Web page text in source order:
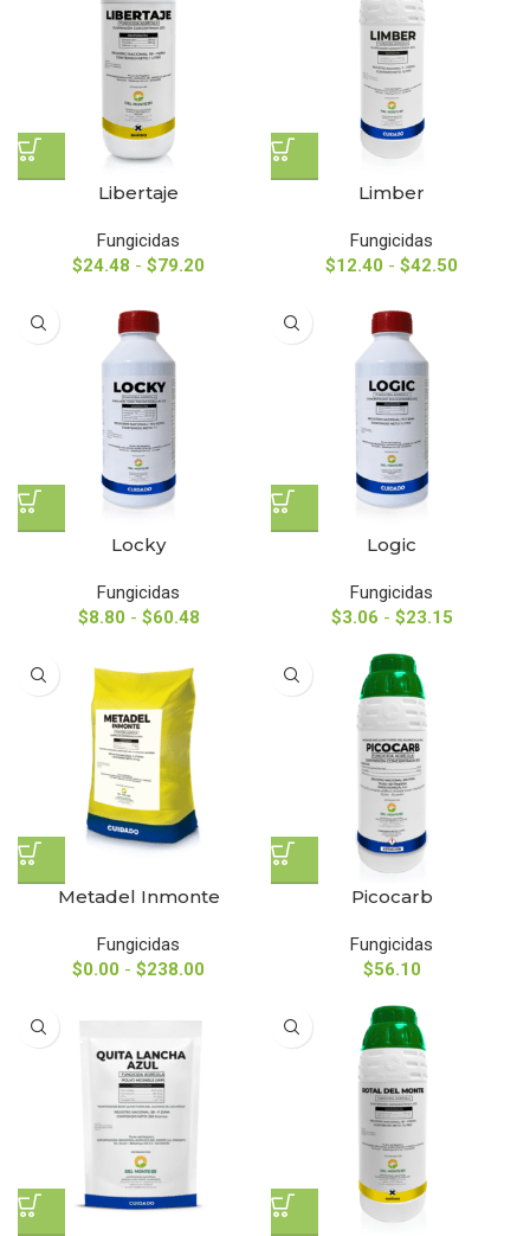
Libertaje
Fungicidas
$24.48 - $79.20
Limber
Fungicidas
$12.40 - $42.50
Locky
Fungicidas
$8.80 - $60.48
Logic
Fungicidas
$3.06 - $23.15
Metadel Inmonte
Fungicidas
$0.00 - $238.00
Picocarb
Fungicidas
$56.10